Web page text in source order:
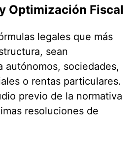
Optimización Fiscal
legales que más
sean
autónomos, sociedades,
o rentas particulares.
previo de la normativa
resoluciones de